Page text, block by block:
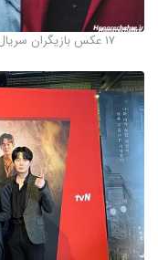
17 عکس بازیگران سریال روباه نه دم فصل دوم در لحظات نابی که ...